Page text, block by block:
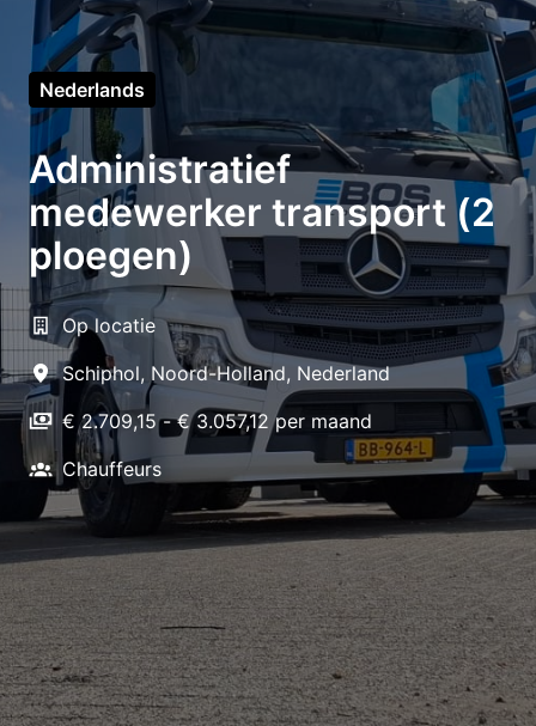
Nederlands
Administratief
medewerker transport (2
ploegen)
Op locatie
Schiphol, Noord-Holland, Nederland
€ 2.709,15 - € 3.057,12 per maand
Chauffeurs